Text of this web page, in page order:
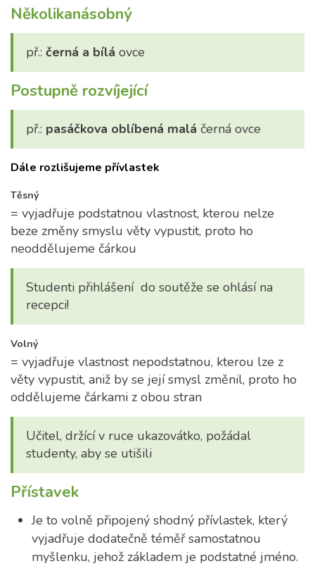
Několikanásobný
př.: černá a bílá ovce
Postupně rozvíjející
př.: pasáčkova oblíbená malá černá ovce
Dále rozlišujeme přívlastek
Těsný
= vyjadřuje podstatnou vlastnost, kterou nelze
beze změny smyslu věty vypustit, proto ho
neoddělujeme čárkou
Studenti přihlášení do soutěže se ohlásí na
recepci!
Volný
= vyjadřuje vlastnost nepodstatnou, kterou lze z
věty vypustit, aniž by se její smysl změnil, proto ho
oddělujeme čárkami z obou stran
Učitel, držící v ruce ukazovátko, požádal
studenty, aby se utišili
Přístavek
Je to volně připojený shodný přívlastek, který
vyjadřuje dodatečně téměř samostatnou
myšlenku, jehož základem je podstatné jméno.